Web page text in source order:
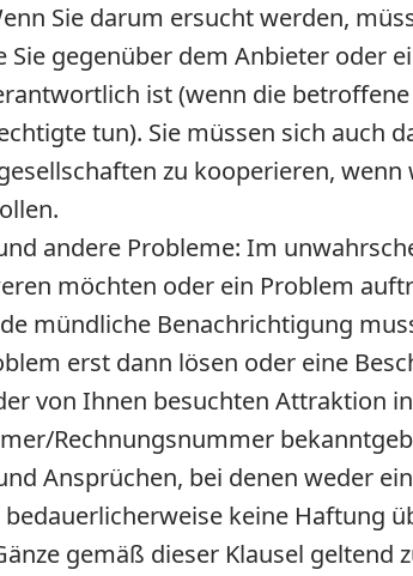
Sie darum ersucht werden,
Sie gegenüber dem Anbieter oder
ist (wenn die
tun). Sie müssen sich auch
zu kooperieren,
andere Probleme: Im
möchten oder ein Problem
mündliche Benachrichtigung
erst dann lösen oder eine
von Ihnen besuchten Attraktion
Rechnungsnummer
Ansprüchen, bei denen weder
keine Haftung
gemäß dieser Klausel geltend